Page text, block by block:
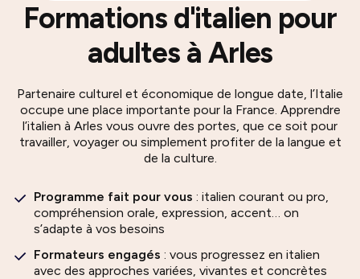
Formations d'italien pour
adultes à Arles
Partenaire culturel et économique de longue date, l’Italie
occupe une place importante pour la France. Apprendre
l’italien à Arles vous ouvre des portes, que ce soit pour
travailler, voyager ou simplement profiter de la langue et
de la culture.
Programme fait pour vous : italien courant ou pro,
compréhension orale, expression, accent… on
s’adapte à vos besoins
Formateurs engagés : vous progressez en italien
avec des approches variées, vivantes et concrètes